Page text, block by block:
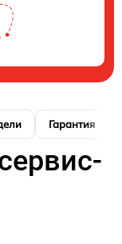
Гарантия